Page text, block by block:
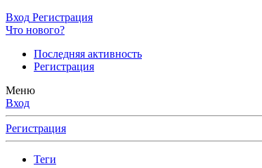
Вход Регистрация
Что нового?
Последняя активность
Регистрация
Меню
Вход
Регистрация
Теги